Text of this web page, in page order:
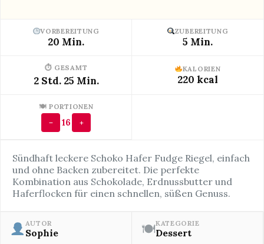
VORBEREITUNG
20 Min.
ZUBEREITUNG
5 Min.
⏱ GESAMT
2 Std. 25 Min.
KALORIEN
220 kcal
🍽 PORTIONEN
− 16 +
Sündhaft leckere Schoko Hafer Fudge Riegel, einfach
und ohne Backen zubereitet. Die perfekte
Kombination aus Schokolade, Erdnussbutter und
Haferflocken für einen schnellen, süßen Genuss.
AUTOR
Sophie 🍽KATEGORIE
Dessert